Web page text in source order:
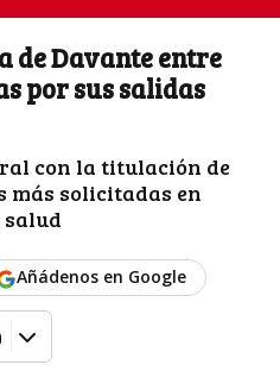
de Davante entre
por sus salidas
con la titulación de
más solicitadas en
salud
Añádenos en Google